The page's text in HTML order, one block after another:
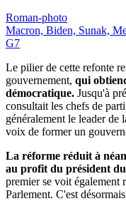
Roman-photo
Macron, Biden, Sunak,
G7
Le pilier de cette refonte
gouvernement, qui
démocratique. Jusqu'à
consultait les chefs de
généralement le leader
voix de former un
La réforme réduit à
au profit du président
premier se voit également
Parlement. C'est